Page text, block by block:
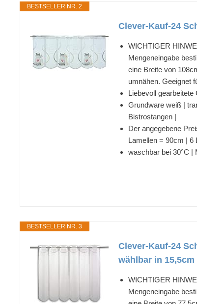
BESTSELLER NR. 2
Clever-Kauf-24
WICHTIGER
Mengeneingabe
eine Breite von
umnähen. Geeignet
Liebevoll
Grundware weiß |
Bistrostangen |
Der angegebene
Lamellen = 90cm | 6
waschbar bei 30°C |
BESTSELLER NR. 3
Clever-Kauf-24
wählbar in
WICHTIGER
Mengeneingabe